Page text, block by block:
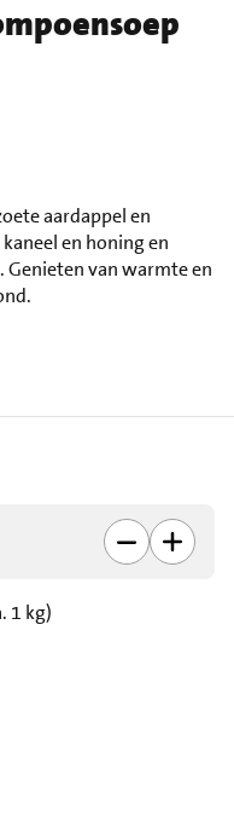
aardappel en
en honing en
Genieten van warmte en
1 kg)